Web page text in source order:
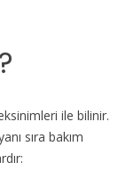
ile bilinir.
sıra bakım